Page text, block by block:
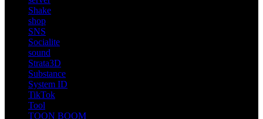
Shake
shop
SNS
Socialite
sound
Strata3D
Substance
System ID
TikTok
Tool
TOON BOOM